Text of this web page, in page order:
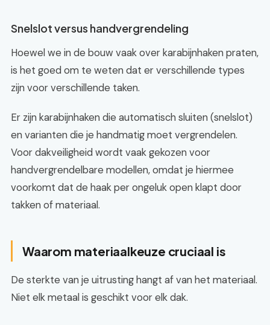
Snelslot versus handvergrendeling
Hoewel we in de bouw vaak over karabijnhaken praten,
is het goed om te weten dat er verschillende types
zijn voor verschillende taken.
Er zijn karabijnhaken die automatisch sluiten (snelslot)
en varianten die je handmatig moet vergrendelen.
Voor dakveiligheid wordt vaak gekozen voor
handvergrendelbare modellen, omdat je hiermee
voorkomt dat de haak per ongeluk open klapt door
takken of materiaal.
Waarom materiaalkeuze cruciaal is
De sterkte van je uitrusting hangt af van het materiaal.
Niet elk metaal is geschikt voor elk dak.